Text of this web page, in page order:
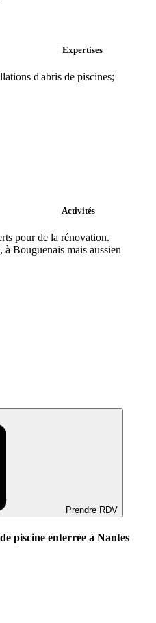
Expertises
d'abris de piscines;
Activités
pour de la rénovation.
à Bouguenais mais aussien
Prendre RDV
piscine enterrée à Nantes